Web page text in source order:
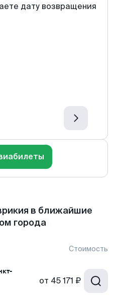
дату возвращения
в ближайшие
города
Стоимость
от 45 171 ₽